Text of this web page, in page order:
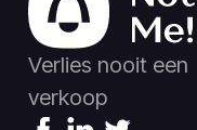
Verlies nooit een
verkoop